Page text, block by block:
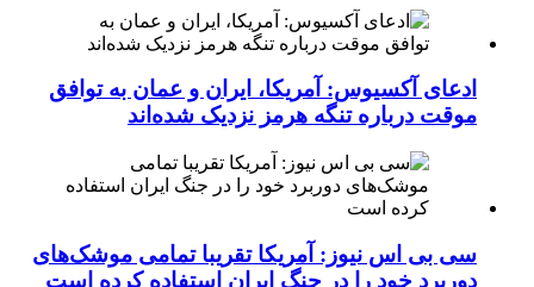
ادعای آکسیوس: آمریکا، ایران و عمان به توافق
موقت درباره تنگه هرمز نزدیک شده‌اند
سی بی اس نیوز: آمریکا تقریبا تمامی موشک‌های
دوربرد خود را در جنگ ایران استفاده کرده است